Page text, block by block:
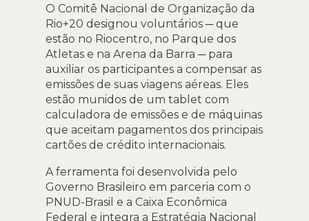
O Comitê Nacional de Organização da
Rio+20 designou voluntários ─ que
estão no Riocentro, no Parque dos
Atletas e na Arena da Barra ─ para
auxiliar os participantes a compensar as
emissões de suas viagens aéreas. Eles
estão munidos de um tablet com
calculadora de emissões e de máquinas
que aceitam pagamentos dos principais
cartões de crédito internacionais.
A ferramenta foi desenvolvida pelo
Governo Brasileiro em parceria com o
PNUD-Brasil e a Caixa Econômica
Federal e integra a Estratégia Nacional